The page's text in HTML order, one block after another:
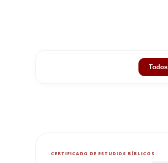
Todos
CERTIFICADO DE ESTUDIOS BÍBLICOS